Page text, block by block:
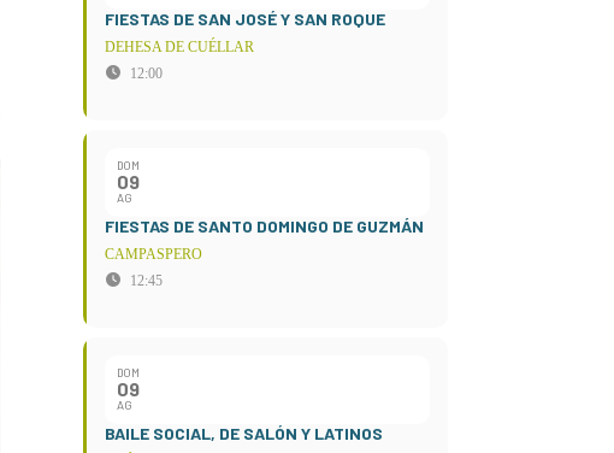
FIESTAS DE SAN JOSÉ Y SAN ROQUE
DEHESA DE CUÉLLAR
12:00
DOM
09
AG
FIESTAS DE SANTO DOMINGO DE GUZMÁN
CAMPASPERO
12:45
DOM
09
AG
BAILE SOCIAL, DE SALÓN Y LATINOS